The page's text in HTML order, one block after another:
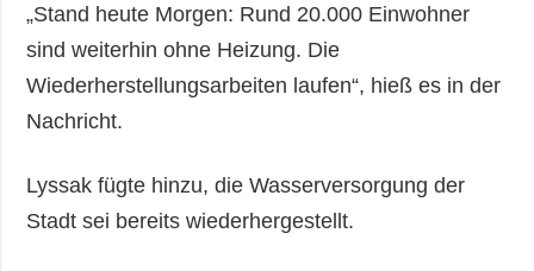
Video
„Stand heute Morgen: Rund 20.000 Einwohner
sind weiterhin ohne Heizung. Die
Wiederherstellungsarbeiten laufen“, hieß es in der
Nachricht.
Lyssak fügte hinzu, die Wasserversorgung der
Stadt sei bereits wiederhergestellt.